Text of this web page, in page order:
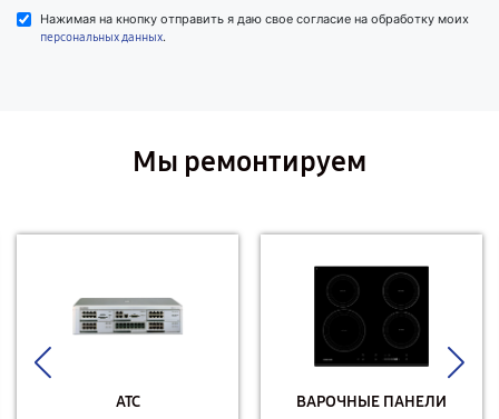
Нажимая на кнопку отправить я даю свое согласие на обработку моих
персональных данных.
Мы ремонтируем
АТС ВАРОЧНЫЕ ПАНЕЛИ